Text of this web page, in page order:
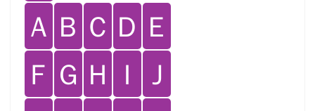
Ａ Ｂ Ｃ Ｄ Ｅ
Ｆ Ｇ Ｈ Ｉ Ｊ